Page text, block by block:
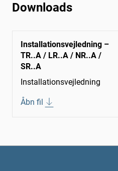
Downloads
Installationsvejledning –
TR..A / LR..A / NR..A /
SR..A
Installationsvejledning
Åbn fil